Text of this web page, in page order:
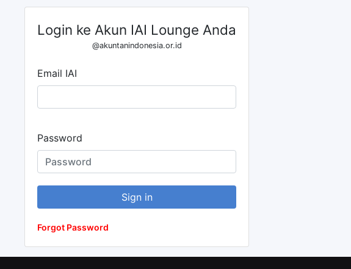
Login ke Akun IAI Lounge Anda
@akuntanindonesia.or.id
Email IAI
Password
Sign in
Forgot Password